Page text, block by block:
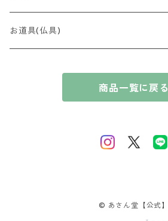
贈答用 ~7,000円
香木
摩黎（まれい）
淡紅梅（たんこうばい）
風情の香（ふぜいのかおり）
全宗派対応（略式）男性向け
コンパクト
お道具(仏具)
商品一覧に戻る
© あさん堂【公式】